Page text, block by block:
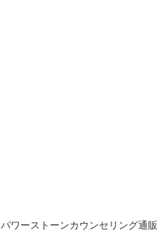
パワーストーンカウンセリング通販